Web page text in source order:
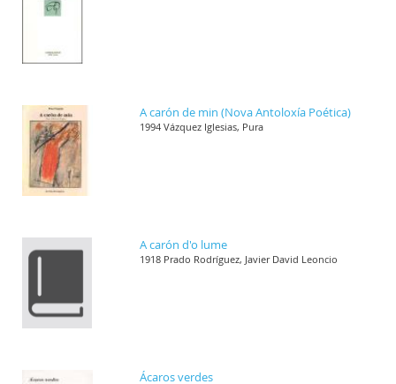
A carón de min (Nova Antoloxía Poética)
1994 Vázquez Iglesias, Pura
A carón d'o lume
1918 Prado Rodríguez, Javier David Leoncio
Ácaros verdes